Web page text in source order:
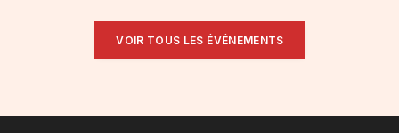
VOIR TOUS LES ÉVÉNEMENTS